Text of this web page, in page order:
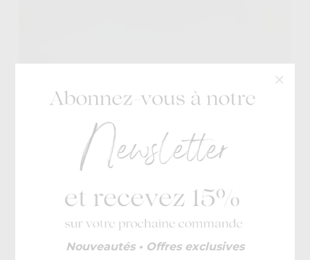
Valentina D.9
MeatballNouveautés • Offres exclusives